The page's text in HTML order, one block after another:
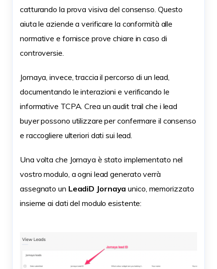
catturando la prova visiva del consenso. Questo
aiuta le aziende a verificare la conformità alle
normative e fornisce prove chiare in caso di
controversie.
Jornaya, invece, traccia il percorso di un lead,
documentando le interazioni e verificando le
informative TCPA. Crea un audit trail che i lead
buyer possono utilizzare per confermare il consenso
e raccogliere ulteriori dati sui lead.
Una volta che Jornaya è stato implementato nel
vostro modulo, a ogni lead generato verrà
assegnato un LeadiD Jornaya unico, memorizzato
insieme ai dati del modulo esistente: